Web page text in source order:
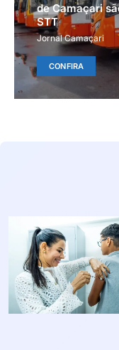
de Camaçari
STT
Jornal Camaçari
CONFIRA